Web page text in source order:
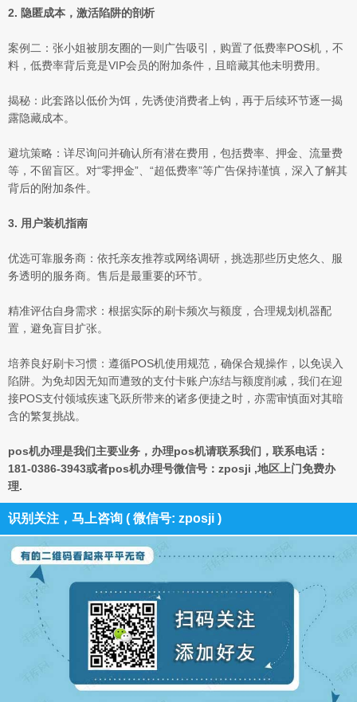
2. 隐匿成本，激活陷阱的剖析
案例二：张小姐被朋友圈的一则广告吸引，购置了低费率POS机，不
料，低费率背后竟是VIP会员的附加条件，且暗藏其他未明费用。
揭秘：此套路以低价为饵，先诱使消费者上钩，再于后续环节逐一揭
露隐藏成本。
避坑策略：详尽询问并确认所有潜在费用，包括费率、押金、流量费
等，不留盲区。对“零押金”、“超低费率”等广告保持谨慎，深入了解其
背后的附加条件。
3. 用户装机指南
优选可靠服务商：依托亲友推荐或网络调研，挑选那些历史悠久、服
务透明的服务商。售后是最重要的环节。
精准评估自身需求：根据实际的刷卡频次与额度，合理规划机器配
置，避免盲目扩张。
培养良好刷卡习惯：遵循POS机使用规范，确保合规操作，以免误入
陷阱。为免却因无知而遭致的支付卡账户冻结与额度削减，我们在迎
接POS支付领域疾速飞跃所带来的诸多便捷之时，亦需审慎面对其暗
含的繁复挑战。
pos机办理是我们主要业务，办理pos机请联系我们，联系电话：
181-0386-3943或者pos机办理号微信号：zposji ,地区上门免费办
理.
识别关注，马上咨询 ( 微信号: zposji )